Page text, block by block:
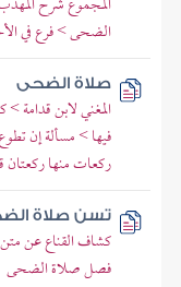
الضحى > فرع في
صلاة الضحى
المغني لابن قدامة
فيها > مسألة إن
ركعات منها ركعتان
تسن صلاة
كشاف القناع عن
فصل صلاة الضحى